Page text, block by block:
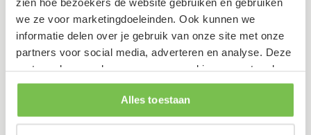
we ze voor marketingdoeleinden. Ook kunnen we
informatie delen over je gebruik van onze site met onze
partners voor social media, adverteren en analyse. Deze
partners kunnen deze gegevens combineren met andere
informatie die je aan ze hebt verstrekt of die ze hebben
verzameld op basis van je gebruik van hun services.
Alles toestaan
Specificaties
Kleur
2 jaar